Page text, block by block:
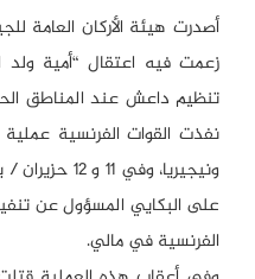
أصدرت هيئة الأركان العامة
زعمت فيه اعتقال “أمية ولد
تنظيم داعش عند المناطق
نفذت القوات الفرنسية
على البكايي المسؤول عن
الفرنسية في مالي.